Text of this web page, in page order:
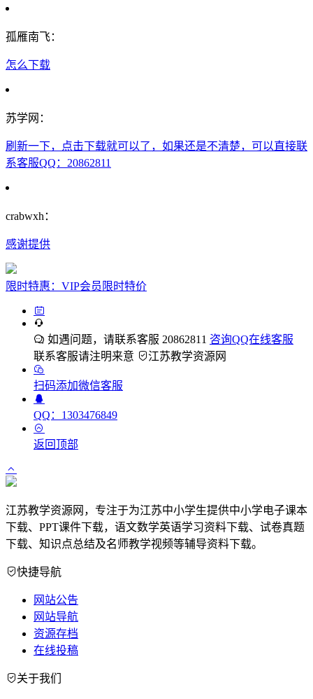
孤雁南飞：
怎么下载
苏学网：
刷新一下，点击下载就可以了，如果还是不清楚，可以直接联
系客服QQ：20862811
crabwxh：
感谢提供
限时特惠：VIP会员限时特价
如遇问题，请联系客服 20862811 咨询QQ在线客服
联系客服请注明来意
江苏教学资源网
扫码添加微信客服
QQ：1303476849
返回顶部
江苏教学资源网，专注于为江苏中小学生提供中小学电子课本
下载、PPT课件下载，语文数学英语学习资料下载、试卷真题
下载、知识点总结及名师教学视频等辅导资料下载。
快捷导航
网站公告
网站导航
资源存档
在线投稿
关于我们